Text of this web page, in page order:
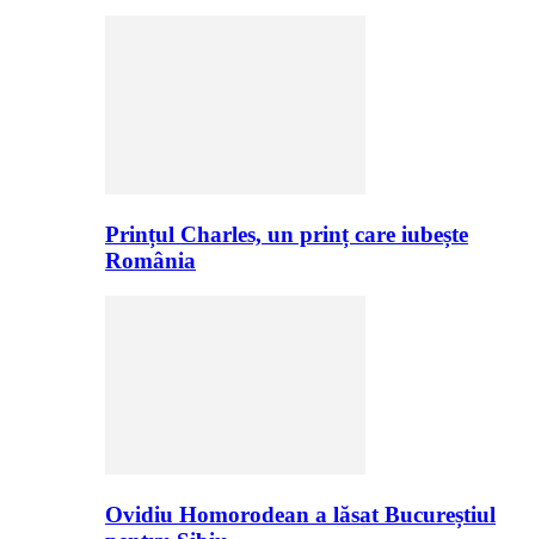
Prințul Charles, un prinț care iubește
România
Ovidiu Homorodean a lăsat Bucureștiul